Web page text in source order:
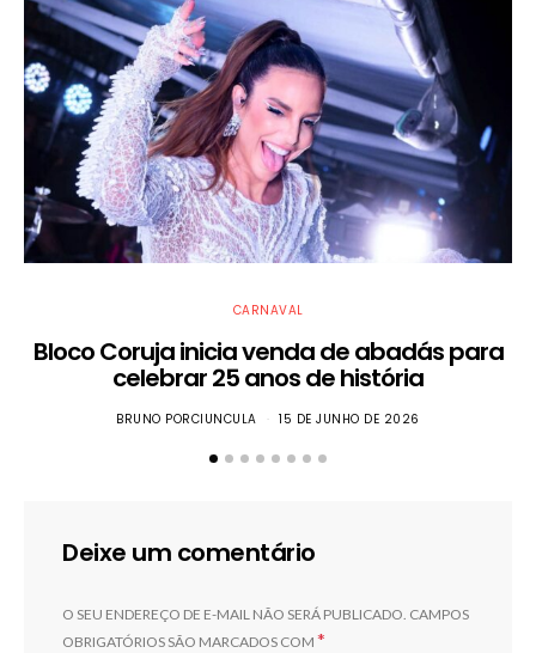
CARNAVAL
Bloco Coruja inicia venda de abadás para
celebrar 25 anos de história
BRUNO PORCIUNCULA 15 DE JUNHO DE 2026
Deixe um comentário
O SEU ENDEREÇO DE E-MAIL NÃO SERÁ PUBLICADO. CAMPOS
OBRIGATÓRIOS SÃO MARCADOS COM *